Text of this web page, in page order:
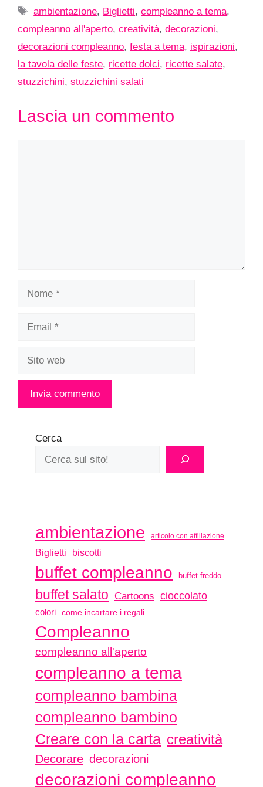
Tag
ambientazione, Biglietti,compleanno a tema,
compleanno all'aperto, creatività, decorazioni,
decorazioni compleanno, festa a tema, ispirazioni,
la tavola delle feste, ricette dolci, ricette salate,
stuzzichini, stuzzichini salati
Lascia un commento
Cerca
ambientazione articolo con affiliazione
Biglietti biscotti
buffet compleanno buffet freddo
buffet salato Cartoons cioccolato
colori come incartare i regali
Compleanno
compleanno all'aperto
compleanno a tema
compleanno bambina
compleanno bambino
Creare con la carta creatività
Decorare decorazioni
decorazioni compleanno